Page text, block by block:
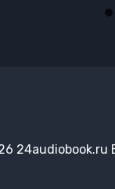
24audiobook.ru